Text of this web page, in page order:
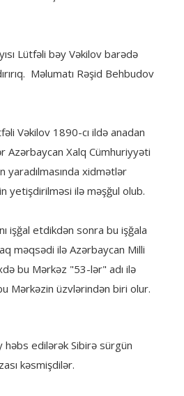
Lütfəli bəy Vəkilov barədə
Məlumatı Rəşid Behbudov
Vəkilov 1890-cı ildə anadan
Azərbaycan Xalq Cümhuriyyəti
yaradılmasında xidmətlər
yetişdirilməsi ilə məşğul olub.
işğal etdikdən sonra bu işğala
məqsədi ilə Azərbaycan Milli
bu Mərkəz "53-lər" adı ilə
Mərkəzin üzvlərindən biri olur.
edilərək Sibirə sürgün
kəsmişdilər.